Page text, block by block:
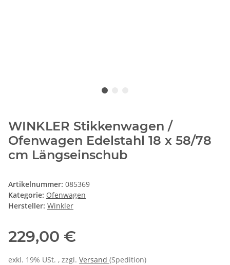
WINKLER Stikkenwagen /
Ofenwagen Edelstahl 18 x 58/78
cm Längseinschub
Artikelnummer: 085369
Kategorie: Ofenwagen
Hersteller: Winkler
229,00 €
exkl. 19% USt. , zzgl. Versand (Spedition)